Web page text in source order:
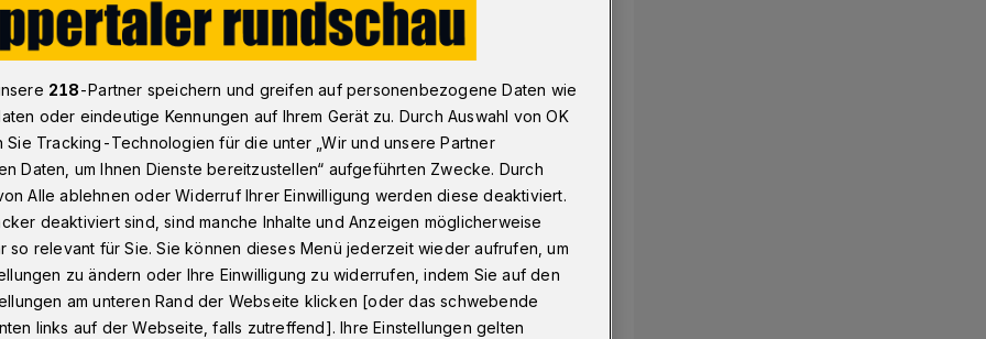
stellt keinen Drittliga-Lizenzantrag
Drittliga-
218-Partner speichern und greifen auf personenbezogene Daten wie
oder eindeutige Kennungen auf Ihrem Gerät zu. Durch Auswahl von OK
Sie Tracking-Technologien für die unter „Wir und unsere Partner
Daten, um Ihnen Dienste bereitzustellen“ aufgeführten Zwecke. Durch
Alle ablehnen oder Widerruf Ihrer Einwilligung werden diese deaktiviert.
deaktiviert sind, sind manche Inhalte und Anzeigen möglicherweise
so relevant für Sie. Sie können dieses Menü jederzeit wieder aufrufen, um
zu ändern oder Ihre Einwilligung zu widerrufen, indem Sie auf den
am unteren Rand der Webseite klicken [oder das schwebende
links auf der Webseite, falls zutreffend]. Ihre Einstellungen gelten